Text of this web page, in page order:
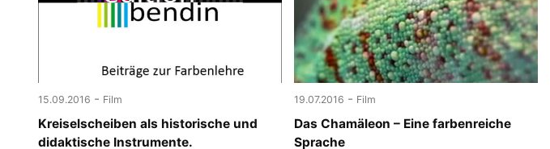
15.09.2016 - Film
Kreiselscheiben als historische und
didaktische Instrumente.
19.07.2016 - Film
Das Chamäleon – Eine farbenreiche
Sprache